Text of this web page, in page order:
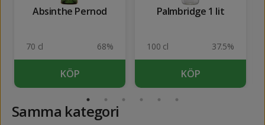
Absinthe Pernod
70 cl 68%
KÖP
Palmbridge 1 lit
100 cl 37.5%
KÖP
Samma kategori